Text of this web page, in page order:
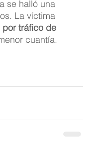
se halló una
La víctima
tráfico de
cuantía.